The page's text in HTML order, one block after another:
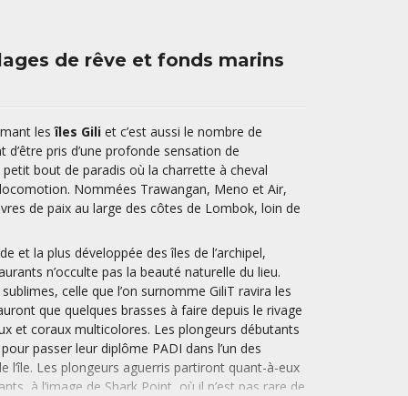
de rêve et fonds marins
lesîles Gili et c’est aussi le nombre de
d’être pris d’une profonde sensation de
bout de paradis où la charrette à cheval
Nommées Trawangan, Meno et Air,
de paix au large des côtes de Lombok, loin de
et la plus développée des îles de l’archipel,
n’occulte pas la beauté naturelle du lieu.
celle que l’on surnomme GiliT ravira les
que quelques brasses à faire depuis le rivage
et coraux multicolores. Les plongeurs débutants
passer leur diplôme PADI dans l’un des
l’île. Les plongeurs aguerris partiront quant-à-eux
à l’image de Shark Point, où il n’est pas rare de